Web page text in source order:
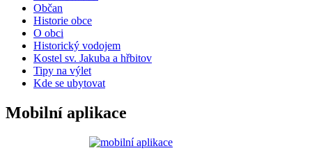
Občan
Historie obce
O obci
Historický vodojem
Kostel sv. Jakuba a hřbitov
Tipy na výlet
Kde se ubytovat
Mobilní aplikace